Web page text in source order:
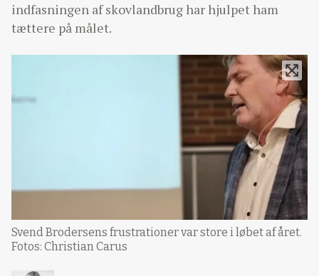
indfasningen af skovlandbrug har hjulpet ham
tættere på målet.
Svend Brodersens frustrationer var store i løbet af året.
Fotos: Christian Carus